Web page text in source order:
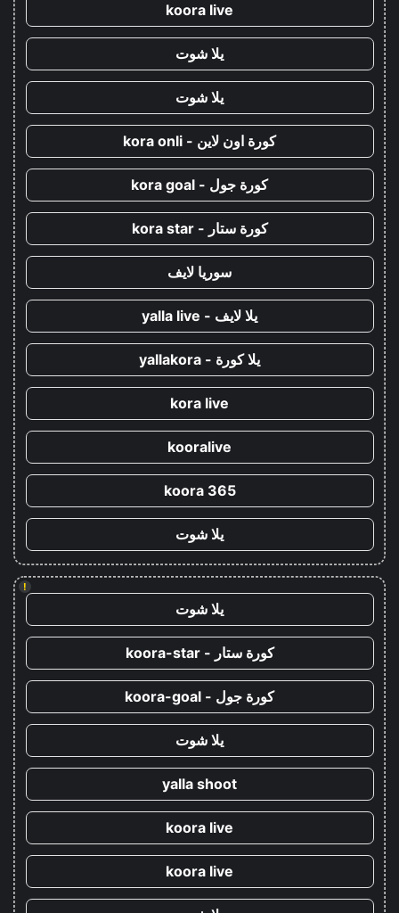
koora live
يلا شوت
يلا شوت
كورة اون لاين - kora onli
كورة جول - kora goal
كورة ستار - kora star
سوريا لايف
يلا لايف - yalla live
يلا كورة - yallakora
kora live
kooralive
koora 365
يلا شوت
!
يلا شوت
كورة ستار - koora-star
كورة جول - koora-goal
يلا شوت
yalla shoot
koora live
koora live